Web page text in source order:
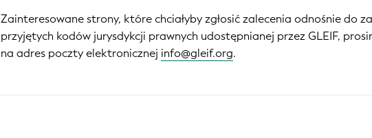
Zainteresowane strony, które chciałyby zgłosić zalecenia odnośnie do
przyjętych kodów jurysdykcji prawnych udostępnianej przez GLEIF,
na adres poczty elektronicznej info@gleif.org.